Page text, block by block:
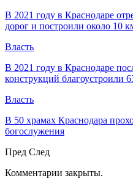
В 2021 году в Краснодаре
дорог и построили около 10
Власть
В 2021 году в Краснодаре
конструкций благоустроили
Власть
В 50 храмах Краснодара
богослужения
Пред След
Комментарии закрыты.